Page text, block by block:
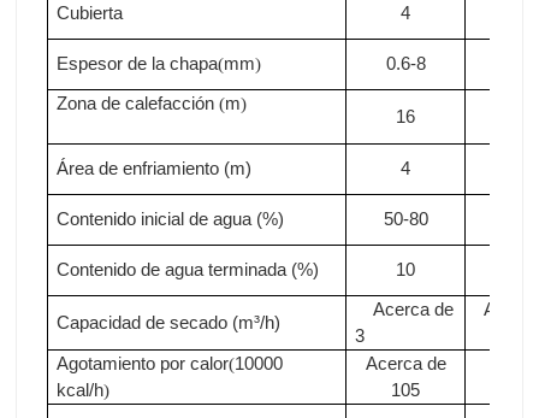
Cubierta 4
Espesor de la chapa(mm) 0.6-8
Zona de calefacción (m)
16
Área de enfriamiento (m) 4
Contenido inicial de agua (%) 50-80
Contenido de agua terminada (%) 10
Capacidad de secado (m³/h)
Acerca de
3
Agotamiento por calor(10000
kcal/h)
Acerca de
105